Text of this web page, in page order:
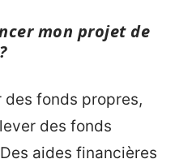
mon projet de
des fonds propres,
des fonds
aides financières